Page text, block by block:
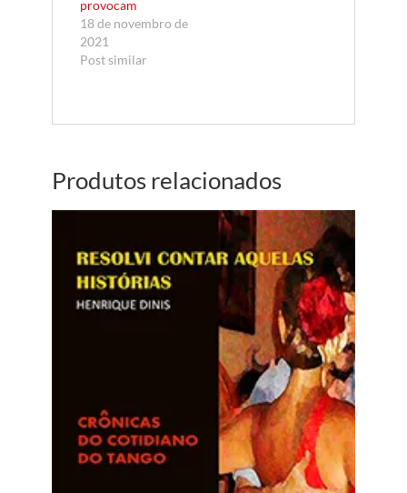
provocam
18 de novembro de
2021
Post similar
Produtos relacionados